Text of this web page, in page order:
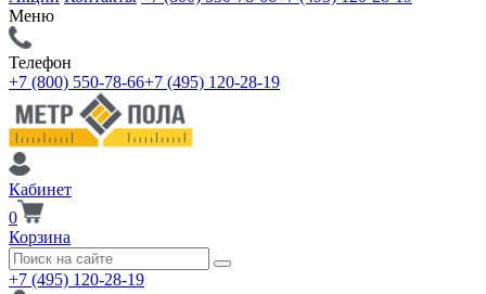
Меню
Телефон
+7 (800) 550-78-66+7 (495) 120-28-19
Кабинет
0
Корзина
+7 (495) 120-28-19